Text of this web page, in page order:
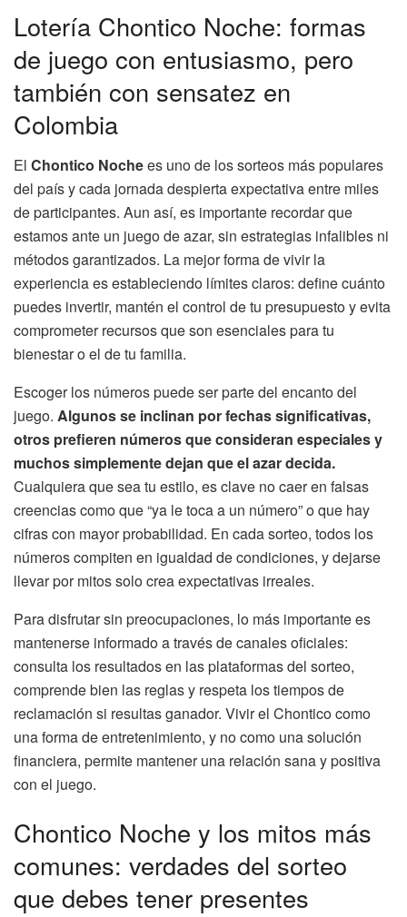
Lotería Chontico Noche: formas
de juego con entusiasmo, pero
también con sensatez en
Colombia
El Chontico Nochees uno de los sorteos más populares
del país y cada jornada despierta expectativa entre miles
de participantes. Aun así, es importante recordar que
estamos ante un juego de azar, sin estrategias infalibles ni
métodos garantizados. La mejor forma de vivir la
experiencia es estableciendo límites claros: define cuánto
puedes invertir, mantén el control de tu presupuesto y evita
comprometer recursos que son esenciales para tu
bienestar o el de tu familia.
Escoger los números puede ser parte del encanto del
juego. Algunos se inclinan por fechas significativas,
otros prefieren números que consideran especiales y
muchos simplemente dejan que el azar decida.
Cualquiera que sea tu estilo, es clave no caer en falsas
creencias como que “ya le toca a un número” o que hay
cifras con mayor probabilidad. En cada sorteo, todos los
números compiten en igualdad de condiciones, y dejarse
llevar por mitos solo crea expectativas irreales.
Para disfrutar sin preocupaciones, lo más importante es
mantenerse informado a través de canales oficiales:
consulta los resultados en las plataformas del sorteo,
comprende bien las reglas y respeta los tiempos de
reclamación si resultas ganador. Vivir el Chontico como
una forma de entretenimiento, y no como una solución
financiera, permite mantener una relación sana y positiva
con el juego.
Chontico Noche y los mitos más
comunes: verdades del sorteo
que debes tener presentes